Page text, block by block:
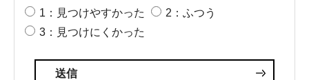
1：見つけやすかった
2：ふつう
3：見つけにくかった